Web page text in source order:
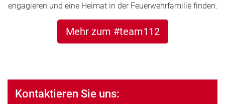
engagieren und eine Heimat in der Feuerwehrfamilie finden.
Mehr zum #team112
Kontaktieren Sie uns: